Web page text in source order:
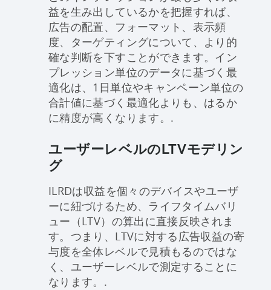
益を生み出しているかを把握すれば、
広告の配置、フォーマット、表示頻
度、ターゲティングについて、より的
確な判断を下すことができます。イン
プレッション単位のデータに基づく最
適化は、1日単位やキャンペーン単位の
合計値に基づく最適化よりも、はるか
に精度が高くなります。.
ユーザーレベルのLTVモデリン
グ
ILRDは収益を個々のデバイスやユーザ
ーに紐づけるため、ライフタイムバリ
ュー（LTV）の算出に直接反映されま
す。つまり、LTVに対する広告収益の寄
与度を全体レベルで見積もるのではな
く、ユーザーレベルで測定することに
なります。.